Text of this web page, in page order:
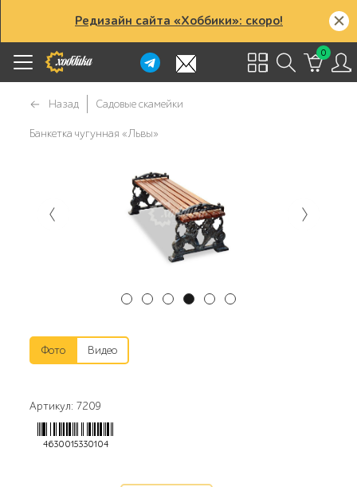
Редизайн сайта «Хоббики»: скоро!
0
Назад Садовые скамейки
Банкетка чугунная «Львы»
Фото Видео
Артикул: 7209
4630015330104